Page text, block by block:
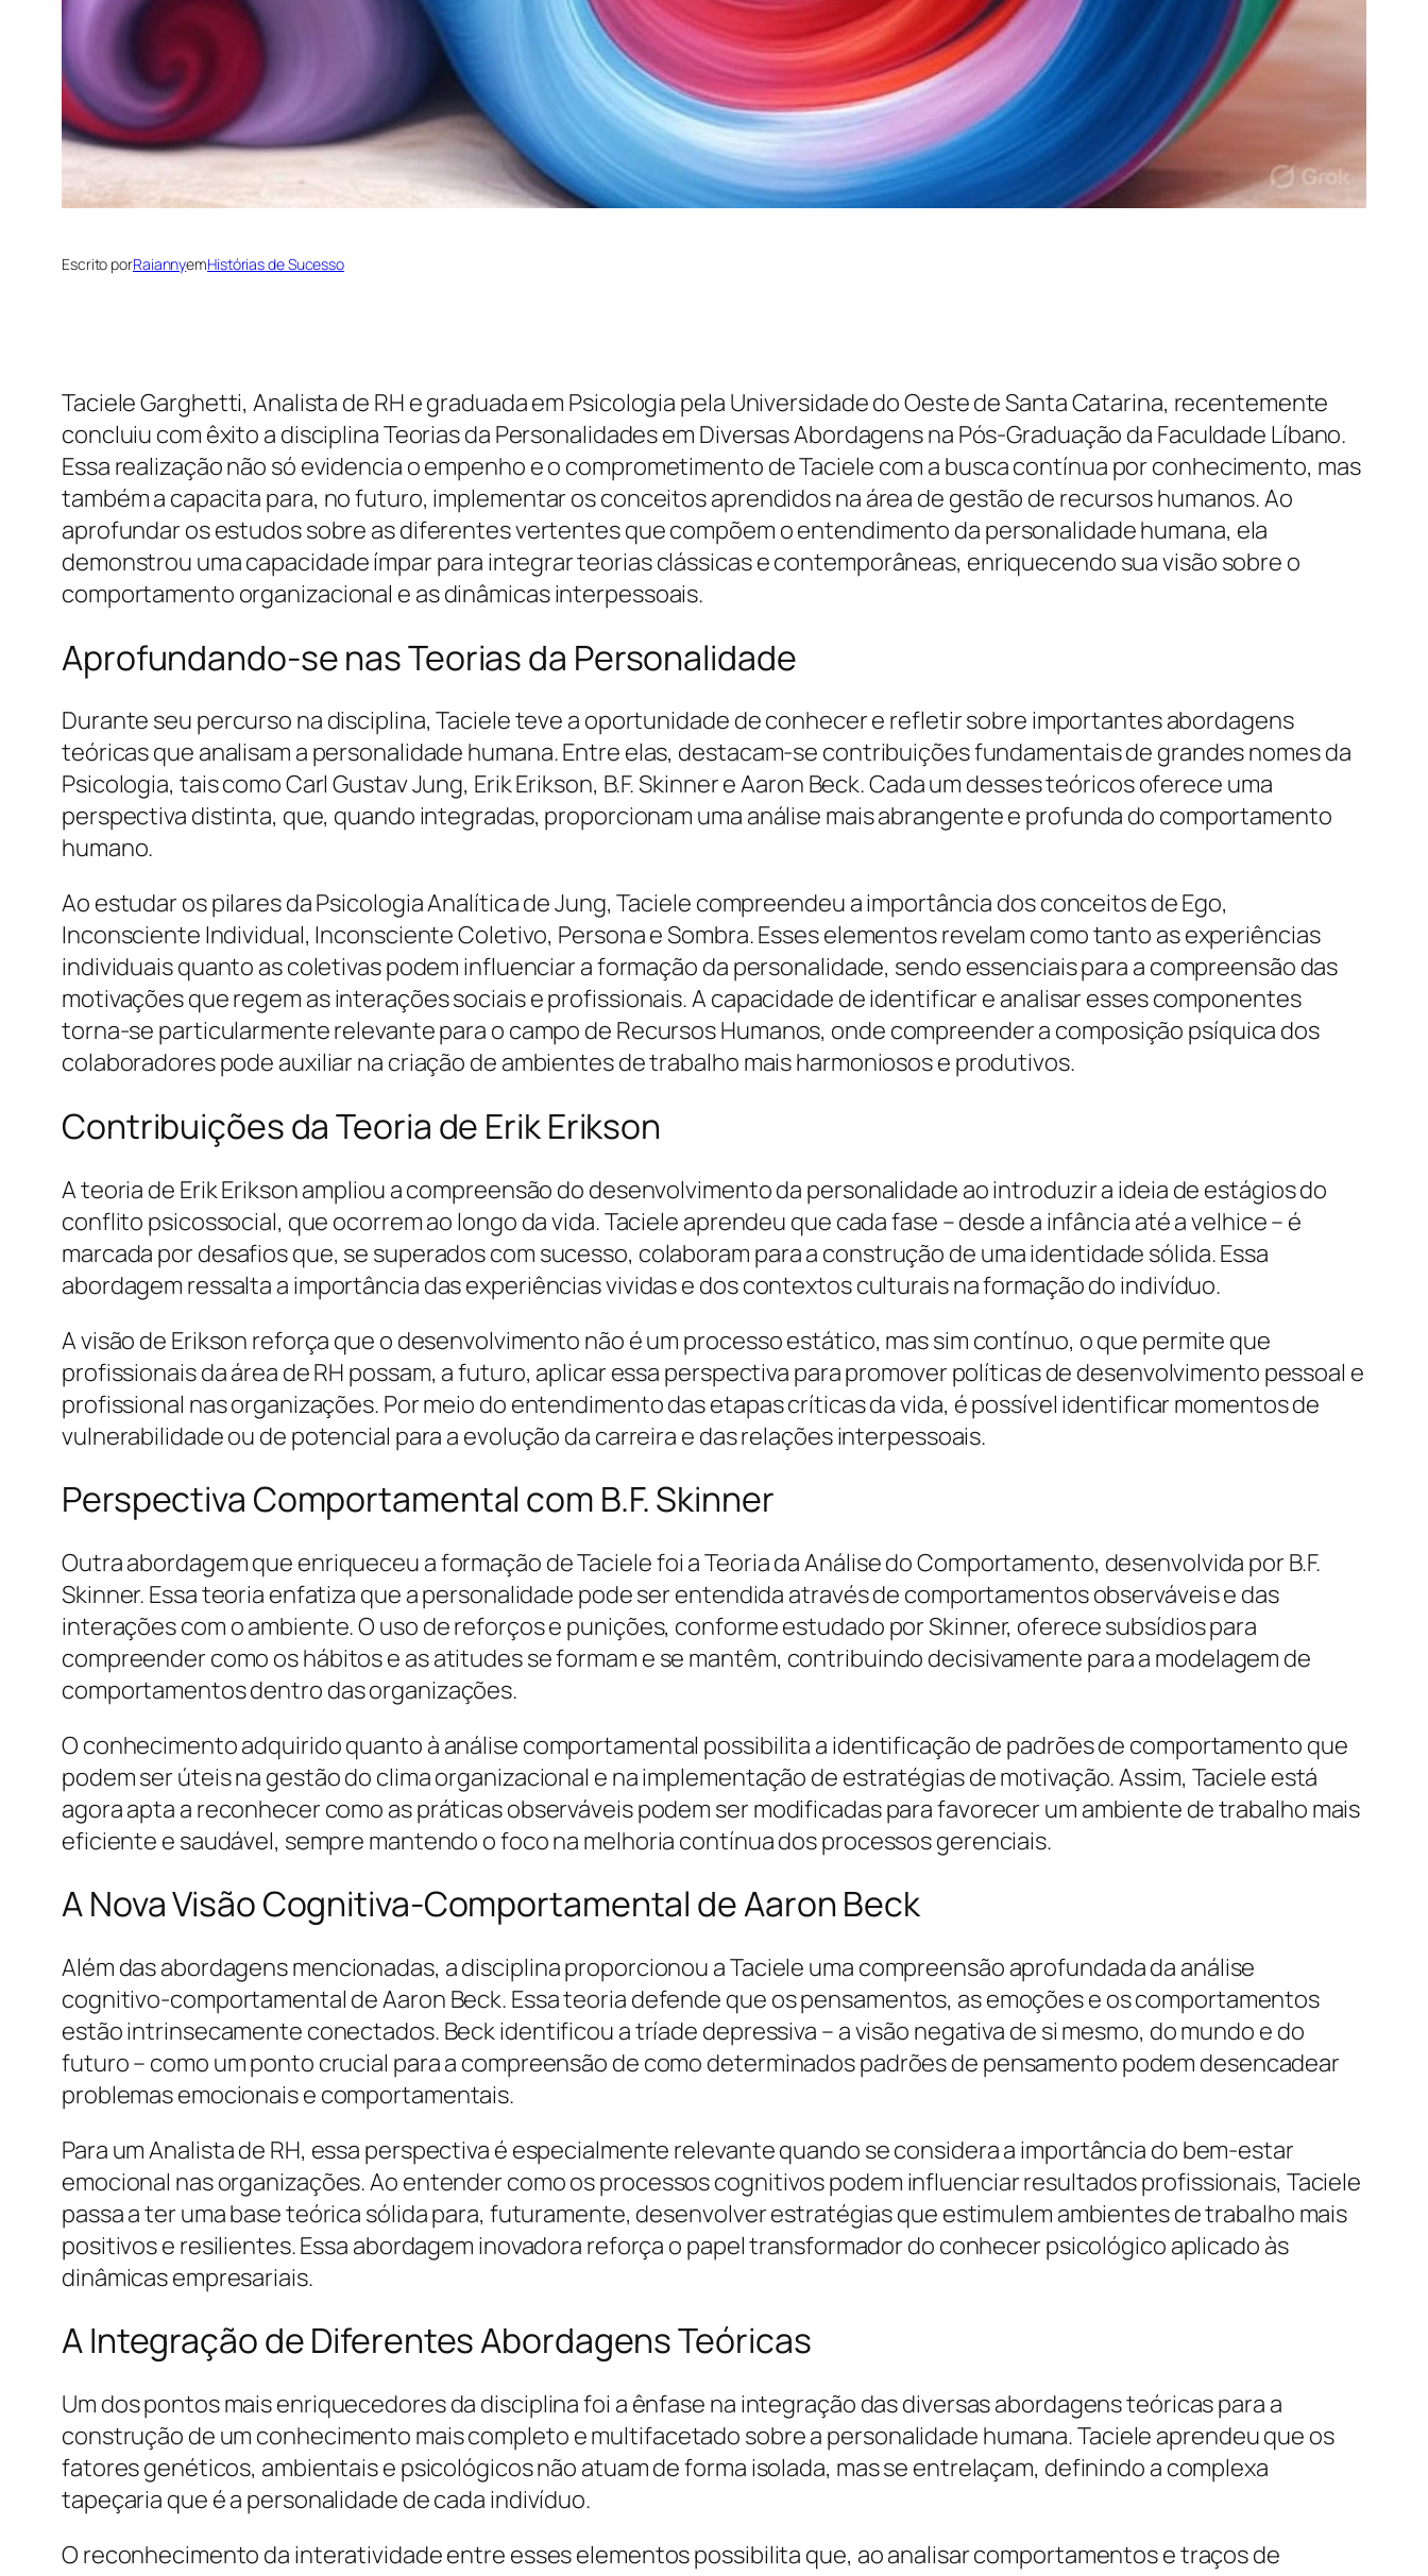
Escrito porRaiannyemHistórias de Sucesso
Taciele Garghetti, Analista de RH e graduada em Psicologia pela Universidade do Oeste de Santa Catarina, recentemente
concluiu com êxito a disciplina Teorias da Personalidades em Diversas Abordagens na Pós-Graduação da Faculdade Líbano.
Essa realização não só evidencia o empenho e o comprometimento de Taciele com a busca contínua por conhecimento, mas
também a capacita para, no futuro, implementar os conceitos aprendidos na área de gestão de recursos humanos. Ao
aprofundar os estudos sobre as diferentes vertentes que compõem o entendimento da personalidade humana, ela
demonstrou uma capacidade ímpar para integrar teorias clássicas e contemporâneas, enriquecendo sua visão sobre o
comportamento organizacional e as dinâmicas interpessoais.
Aprofundando-se nas Teorias da Personalidade
Durante seu percurso na disciplina, Taciele teve a oportunidade de conhecer e refletir sobre importantes abordagens
teóricas que analisam a personalidade humana. Entre elas, destacam-se contribuições fundamentais de grandes nomes da
Psicologia, tais como Carl Gustav Jung, Erik Erikson, B.F. Skinner e Aaron Beck. Cada um desses teóricos oferece uma
perspectiva distinta, que, quando integradas, proporcionam uma análise mais abrangente e profunda do comportamento
humano.
Ao estudar os pilares da Psicologia Analítica de Jung, Taciele compreendeu a importância dos conceitos de Ego,
Inconsciente Individual, Inconsciente Coletivo, Persona e Sombra. Esses elementos revelam como tanto as experiências
individuais quanto as coletivas podem influenciar a formação da personalidade, sendo essenciais para a compreensão das
motivações que regem as interações sociais e profissionais. A capacidade de identificar e analisar esses componentes
torna-se particularmente relevante para o campo de Recursos Humanos, onde compreender a composição psíquica dos
colaboradores pode auxiliar na criação de ambientes de trabalho mais harmoniosos e produtivos.
Contribuições da Teoria de Erik Erikson
A teoria de Erik Erikson ampliou a compreensão do desenvolvimento da personalidade ao introduzir a ideia de estágios do
conflito psicossocial, que ocorrem ao longo da vida. Taciele aprendeu que cada fase – desde a infância até a velhice – é
marcada por desafios que, se superados com sucesso, colaboram para a construção de uma identidade sólida. Essa
abordagem ressalta a importância das experiências vividas e dos contextos culturais na formação do indivíduo.
A visão de Erikson reforça que o desenvolvimento não é um processo estático, mas sim contínuo, o que permite que
profissionais da área de RH possam, a futuro, aplicar essa perspectiva para promover políticas de desenvolvimento pessoal e
profissional nas organizações. Por meio do entendimento das etapas críticas da vida, é possível identificar momentos de
vulnerabilidade ou de potencial para a evolução da carreira e das relações interpessoais.
Perspectiva Comportamental com B.F. Skinner
Outra abordagem que enriqueceu a formação de Taciele foi a Teoria da Análise do Comportamento, desenvolvida por B.F.
Skinner. Essa teoria enfatiza que a personalidade pode ser entendida através de comportamentos observáveis e das
interações com o ambiente. O uso de reforços e punições, conforme estudado por Skinner, oferece subsídios para
compreender como os hábitos e as atitudes se formam e se mantêm, contribuindo decisivamente para a modelagem de
comportamentos dentro das organizações.
O conhecimento adquirido quanto à análise comportamental possibilita a identificação de padrões de comportamento que
podem ser úteis na gestão do clima organizacional e na implementação de estratégias de motivação. Assim, Taciele está
agora apta a reconhecer como as práticas observáveis podem ser modificadas para favorecer um ambiente de trabalho mais
eficiente e saudável, sempre mantendo o foco na melhoria contínua dos processos gerenciais.
A Nova Visão Cognitiva-Comportamental de Aaron Beck
Além das abordagens mencionadas, a disciplina proporcionou a Taciele uma compreensão aprofundada da análise
cognitivo-comportamental de Aaron Beck. Essa teoria defende que os pensamentos, as emoções e os comportamentos
estão intrinsecamente conectados. Beck identificou a tríade depressiva – a visão negativa de si mesmo, do mundo e do
futuro – como um ponto crucial para a compreensão de como determinados padrões de pensamento podem desencadear
problemas emocionais e comportamentais.
Para um Analista de RH, essa perspectiva é especialmente relevante quando se considera a importância do bem-estar
emocional nas organizações. Ao entender como os processos cognitivos podem influenciar resultados profissionais, Taciele
passa a ter uma base teórica sólida para, futuramente, desenvolver estratégias que estimulem ambientes de trabalho mais
positivos e resilientes. Essa abordagem inovadora reforça o papel transformador do conhecer psicológico aplicado às
dinâmicas empresariais.
A Integração de Diferentes Abordagens Teóricas
Um dos pontos mais enriquecedores da disciplina foi a ênfase na integração das diversas abordagens teóricas para a
construção de um conhecimento mais completo e multifacetado sobre a personalidade humana. Taciele aprendeu que os
fatores genéticos, ambientais e psicológicos não atuam de forma isolada, mas se entrelaçam, definindo a complexa
tapeçaria que é a personalidade de cada indivíduo.
O reconhecimento da interatividade entre esses elementos possibilita que, ao analisar comportamentos e traços de